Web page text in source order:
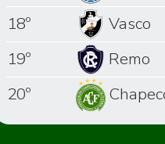
18º
Vasco
19º
Remo
20º